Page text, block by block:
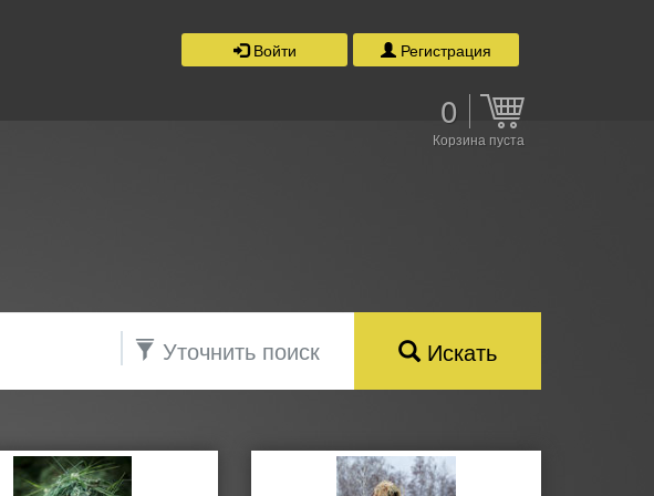
Войти Регистрация
0
Корзина пуста
Уточнить поиск Искать